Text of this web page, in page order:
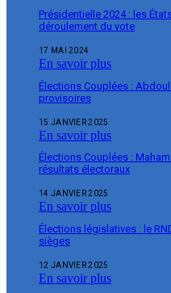
Présidentielle 2024 : les
déroulement du vote
17 MAI 2024
En savoir plus
Élections Couplées :
provisoires
15 JANVIER 2025
En savoir plus
Élections Couplées :
résultats électoraux
14 JANVIER 2025
En savoir plus
Élections législatives : le
sièges
12 JANVIER 2025
En savoir plus